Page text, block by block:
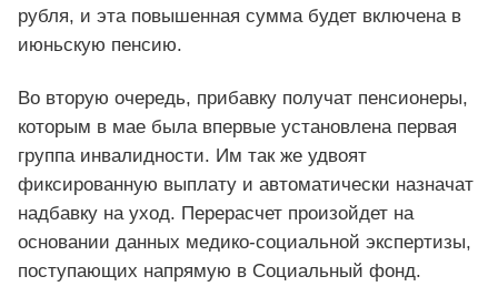
рубля, и эта повышенная сумма будет включена в
июньскую пенсию.
Во вторую очередь, прибавку получат пенсионеры,
которым в мае была впервые установлена первая
группа инвалидности. Им так же удвоят
фиксированную выплату и автоматически назначат
надбавку на уход. Перерасчет произойдет на
основании данных медико-социальной экспертизы,
поступающих напрямую в Социальный фонд.